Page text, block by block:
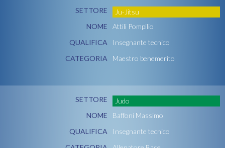
SETTORE
Ju-Jitsu
NOME
Attili Pompilio
QUALIFICA
Insegnante tecnico
CATEGORIA
Maestro benemerito
SETTORE
Judo
NOME
Baffoni Massimo
QUALIFICA
Insegnante tecnico